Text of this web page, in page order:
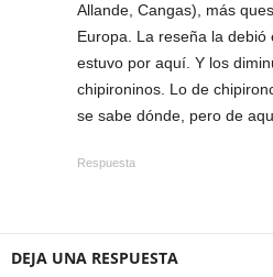
Allande, Cangas), más
Europa. La reseña la
estuvo por aquí. Y los
chipironinos. Lo de
se sabe dónde, pero de
Respuesta
DEJA UNA RESPUESTA